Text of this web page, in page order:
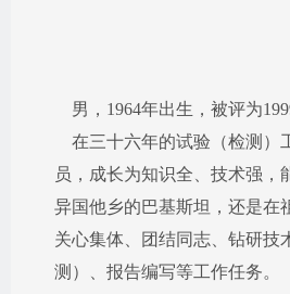
男，1964年出生，被评为
在三十六年的试验（检测）
员，成长为知识全、技术强
异国他乡的巴基斯坦，还是在
关心集体、团结同志、钻研技
测）、报告编写等工作任务。